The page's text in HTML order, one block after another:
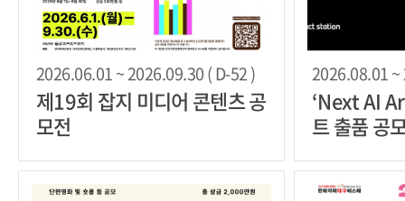
2026.06.01 ~ 2026.09.30 ( D-52 )
제19회 잡지 미디어 콘텐츠 공
모전
2026.08.01 ~
‘Next AI
트 출품 공